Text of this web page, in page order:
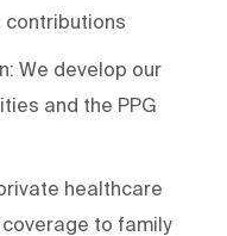
contributions
We develop our
and the PPG
healthcare
to family